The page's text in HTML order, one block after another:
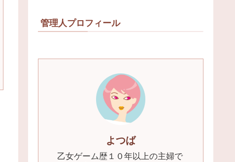
管理人プロフィール
よつば
乙女ゲーム歴１０年以上の主婦で